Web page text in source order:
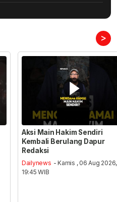
>
Aksi Main Hakim Sendiri
Kembali Berulang Dapur
Redaksi
Dailynews - Kamis , 06 Aug 2026,
19:45 WIB